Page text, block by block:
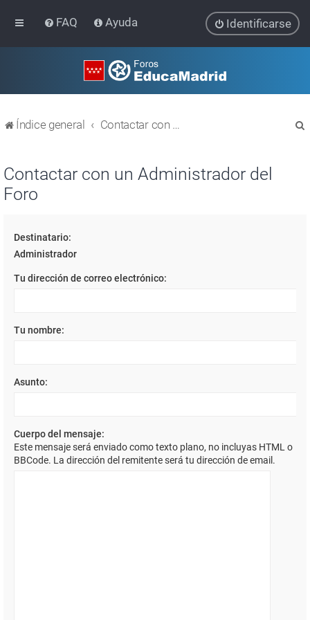
FAQ Ayuda Identificarse
Índice general Contactar con un Administrador del Foro
Contactar con un Administrador del
Foro
Destinatario:
Administrador
Tu dirección de correo electrónico:
Tu nombre:
Asunto:
Cuerpo del mensaje:
Este mensaje será enviado como texto plano, no incluyas HTML o
BBCode. La dirección del remitente será tu dirección de email.